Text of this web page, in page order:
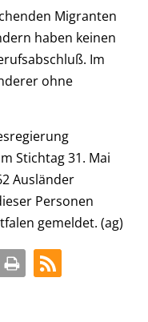
Migranten
haben keinen
Im
ohne
Stichtag 31. Mai
Ausländer
Personen
gemeldet. (ag)